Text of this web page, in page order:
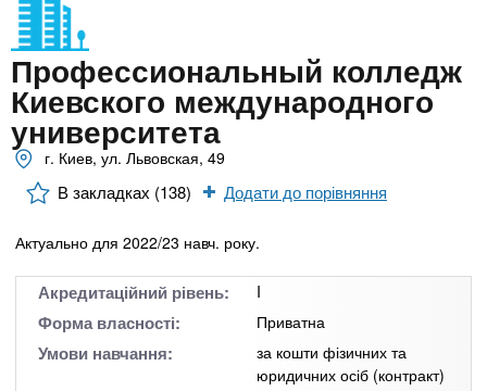
n
t
s
.
i
n
и
х
з
а
к
л
Онлайн курси
За кордоном
Профессиональный колледж
Киевского международного
университета
г. Киев, ул. Львовская, 49
В закладках (138) Додати до порівняння
Актуально для 2022/23 навч. року.
Акредитаційний рівень: I
Форма власності: Приватна
Умови навчання:
за кошти фізичних та
юридичних осіб (контракт)